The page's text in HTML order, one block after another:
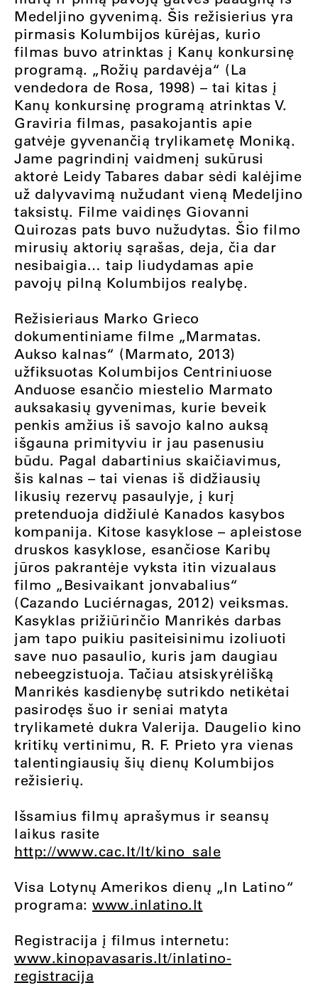
Medeljino gyvenimą. Šis režisierius yra
pirmasis Kolumbijos kūrėjas, kurio
filmas buvo atrinktas į Kanų konkursinę
programą. „Rožių pardavėja“ (La
vendedora de Rosa, 1998) – tai kitas į
Kanų konkursinę programą atrinktas V.
Graviria filmas, pasakojantis apie
gatvėje gyvenančią trylikametę Moniką.
Jame pagrindinį vaidmenį sukūrusi
aktorė Leidy Tabares dabar sėdi kalėjime
už dalyvavimą nužudant vieną Medeljino
taksistų. Filme vaidinęs Giovanni
Quirozas pats buvo nužudytas. Šio filmo
mirusių aktorių sąrašas, deja, čia dar
nesibaigia… taip liudydamas apie
pavojų pilną Kolumbijos realybę.
Režisieriaus Marko Grieco
dokumentiniame filme „Marmatas.
Aukso kalnas“ (Marmato, 2013)
užfiksuotas Kolumbijos Centriniuose
Anduose esančio miestelio Marmato
auksakasių gyvenimas, kurie beveik
penkis amžius iš savojo kalno auksą
išgauna primityviu ir jau pasenusiu
būdu. Pagal dabartinius skaičiavimus,
šis kalnas – tai vienas iš didžiausių
likusių rezervų pasaulyje, į kurį
pretenduoja didžiulė Kanados kasybos
kompanija. Kitose kasyklose – apleistose
druskos kasyklose, esančiose Karibų
jūros pakrantėje vyksta itin vizualaus
filmo „Besivaikant jonvabalius“
(Cazando Luciérnagas, 2012) veiksmas.
Kasyklas prižiūrinčio Manrikės darbas
jam tapo puikiu pasiteisinimu izoliuoti
save nuo pasaulio, kuris jam daugiau
nebeegzistuoja. Tačiau atsiskyrėlišką
Manrikės kasdienybę sutrikdo netikėtai
pasirodęs šuo ir seniai matyta
trylikametė dukra Valerija. Daugelio kino
kritikų vertinimu, R. F. Prieto yra vienas
talentingiausių šių dienų Kolumbijos
režisierių.
Išsamius filmų aprašymus ir seansų
laikus rasite
http://www.cac.lt/lt/kino_sale
Visa Lotynų Amerikos dienų „In Latino“
programa: www.inlatino.lt
Registracija į filmus internetu:
www.kinopavasaris.lt/inlatino-
registracija